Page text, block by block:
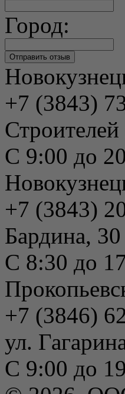
Город:
+7 (3843)
С 9:00 до
+7 (3843)
Бардина, 30
С 8:30 до
+7 (3846)
ул.
С 9:00 до